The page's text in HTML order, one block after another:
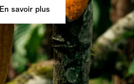
En savoir plus